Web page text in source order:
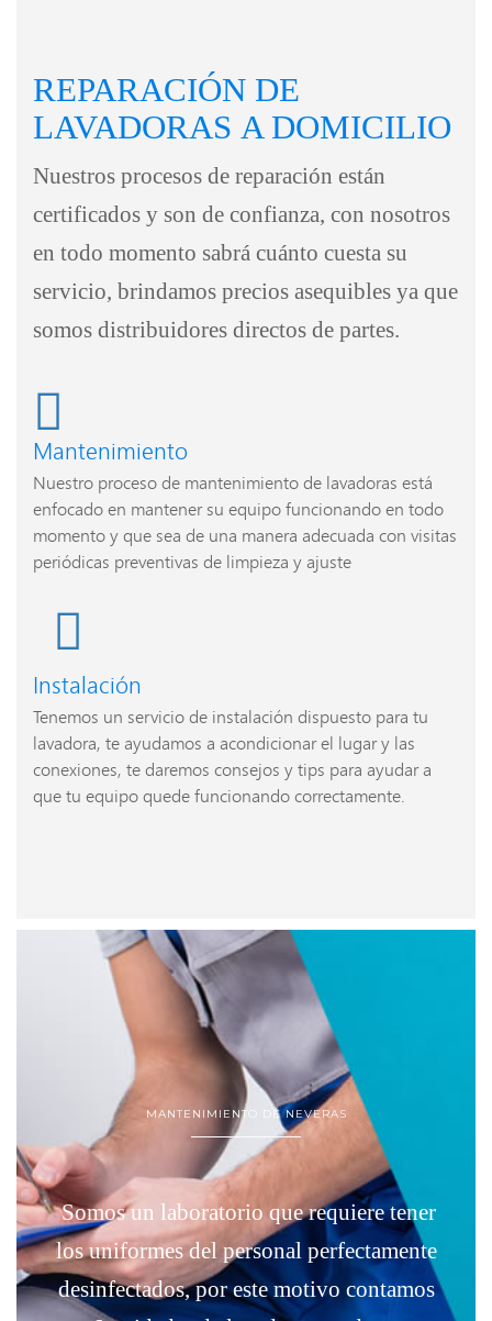
REPARACIÓN DE
LAVADORAS A DOMICILIO
Nuestros procesos de reparación están
certificados y son de confianza, con nosotros
en todo momento sabrá cuánto cuesta su
servicio, brindamos precios asequibles ya que
somos distribuidores directos de partes.
Mantenimiento
Nuestro proceso de mantenimiento de lavadoras está
enfocado en mantener su equipo funcionando en todo
momento y que sea de una manera adecuada con visitas
periódicas preventivas de limpieza y ajuste
Instalación
Tenemos un servicio de instalación dispuesto para tu
lavadora, te ayudamos a acondicionar el lugar y las
conexiones, te daremos consejos y tips para ayudar a
que tu equipo quede funcionando correctamente.
MANTENIMIENTO DE NEVERAS
Somos un laboratorio que requiere tener
los uniformes del personal perfectamente
desinfectados, por este motivo contamos